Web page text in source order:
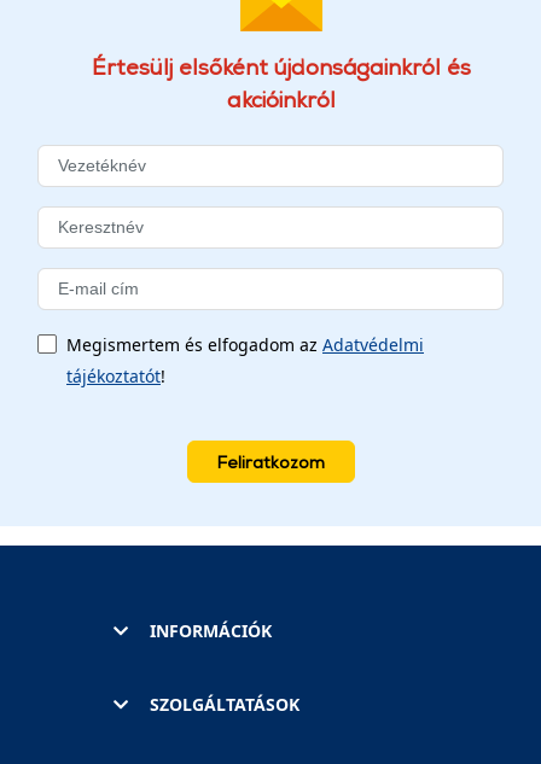
Értesülj elsőként újdonságainkról és
akcióinkról
Megismertem és elfogadom az Adatvédelmi
tájékoztatót!
Feliratkozom
INFORMÁCIÓK
SZOLGÁLTATÁSOK